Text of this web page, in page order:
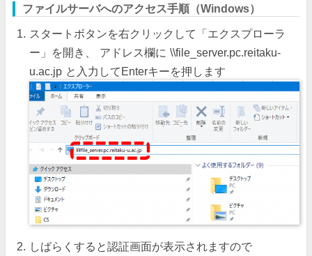
ファイルサーバへのアクセス手順（Windows）
スタートボタンを右クリックして「エクスプローラ
ー」を開き、 アドレス欄に \\file_server.pc.reitaku-
u.ac.jp と入力してEnterキーを押します
しばらくすると認証画面が表示されますので